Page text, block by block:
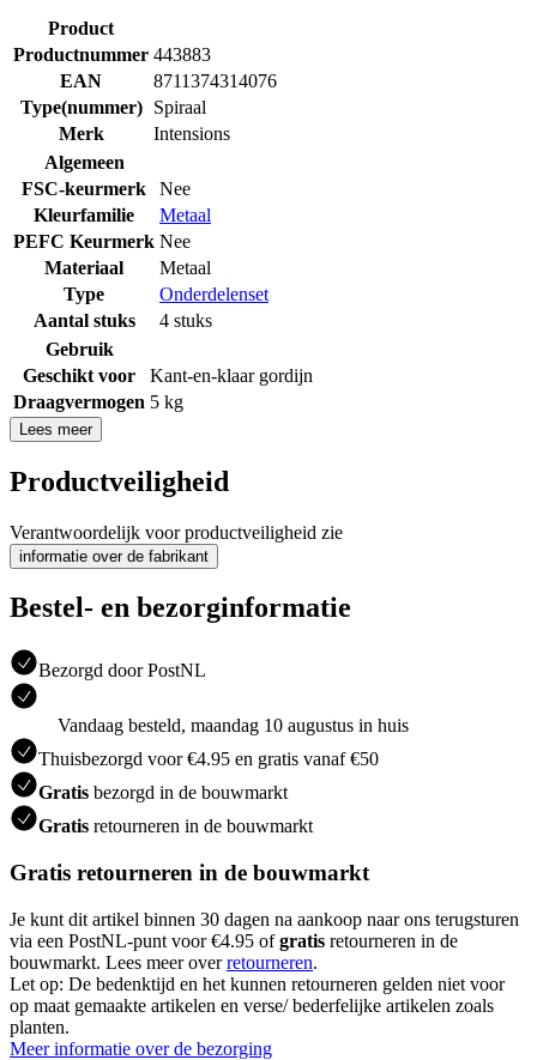
Product
Productnummer 443883
EAN
8711374314076
Type(nummer)
Spiraal
Merk
Intensions
Algemeen
FSC-keurmerk
Nee
Kleurfamilie
Metaal
PEFC Keurmerk Nee
Materiaal
Metaal
Type
Onderdelenset
Aantal stuks
4 stuks
Gebruik
Geschikt voor
Kant-en-klaar gordijn
Draagvermogen 5 kg
Lees meer
Productveiligheid
Verantwoordelijk voor productveiligheid zie
informatie over de fabrikant
Bestel- en bezorginformatie
Bezorgd door PostNL
Vandaag besteld, maandag 10 augustus in huis
Thuisbezorgd voor €4.95 en gratis vanaf €50
Gratis bezorgd in de bouwmarkt
Gratis retourneren in de bouwmarkt
Gratis retourneren in de bouwmarkt
Je kunt dit artikel binnen 30 dagen na aankoop naar ons terugsturen
via een PostNL-punt voor €4.95 ofgratis retourneren in de
bouwmarkt. Lees meer overretourneren.
Let op: De bedenktijd en het kunnen retourneren gelden niet voor
op maat gemaakte artikelen en verse/ bederfelijke artikelen zoals
planten.
Meer informatie over de bezorging